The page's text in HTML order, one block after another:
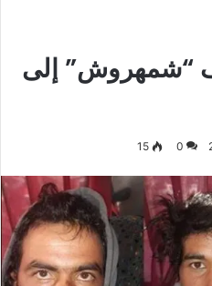
“شمهروش” إلى
0
15